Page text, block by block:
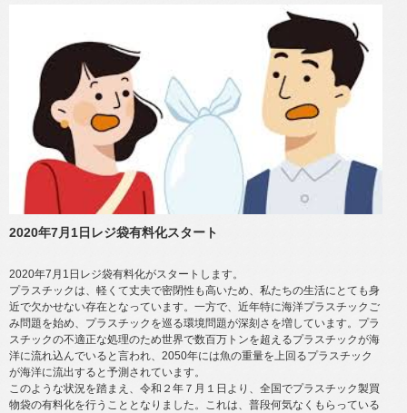
2020年7月1日レジ袋有料化スタート
2020年7月1日レジ袋有料化がスタートします。
プラスチックは、軽くて丈夫で密閉性も高いため、私たちの生活にとても身
近で欠かせない存在となっています。一方で、近年特に海洋プラスチックご
み問題を始め、プラスチックを巡る環境問題が深刻さを増しています。プラ
スチックの不適正な処理のため世界で数百万トンを超えるプラスチックが海
洋に流れ込んでいると言われ、2050年には魚の重量を上回るプラスチック
が海洋に流出すると予測されています。
このような状況を踏まえ、令和２年７月１日より、全国でプラスチック製買
物袋の有料化を行うこととなりました。これは、普段何気なくもらっている